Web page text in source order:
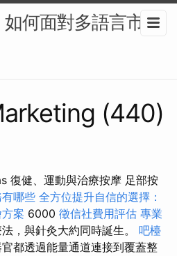
何面對多語言市
(440)
復健、運動與治療按摩 足部按
哪些 全方位提升自信的選擇：
案 6000 徵信社費用評估 專業
，與針灸大約同時誕生。 吧檯
都透過能量通道連接到覆蓋整